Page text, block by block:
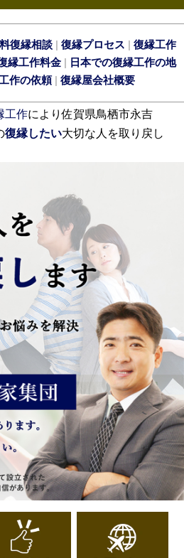
復縁相談 | 復縁プロセス | 復縁工作
縁工作料金 | 日本での復縁工作の地
作の依頼| 復縁屋会社概要
工作により佐賀県鳥栖市永吉
復縁したい大切な人を取り戻し